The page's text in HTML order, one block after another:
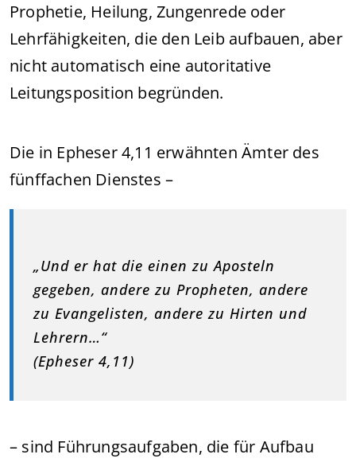
Prophetie, Heilung, Zungenrede oder
Lehrfähigkeiten, die den Leib aufbauen, aber
nicht automatisch eine autoritative
Leitungsposition begründen.
Die in Epheser 4,11 erwähnten Ämter des
fünffachen Dienstes –
„Und er hat die einen zu Aposteln
gegeben, andere zu Propheten, andere
zu Evangelisten, andere zu Hirten und
Lehrern…“
(Epheser 4,11)
– sind Führungsaufgaben, die für Aufbau